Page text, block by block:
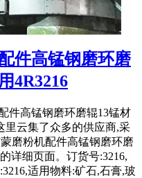
件高锰钢磨环磨
4R3216
件高锰钢磨环磨辊13锰材
里云集了众多的供应商,采
磨粉机配件高锰钢磨环磨
详细页面。订货号:3216,
适用物料:矿石,石膏,玻